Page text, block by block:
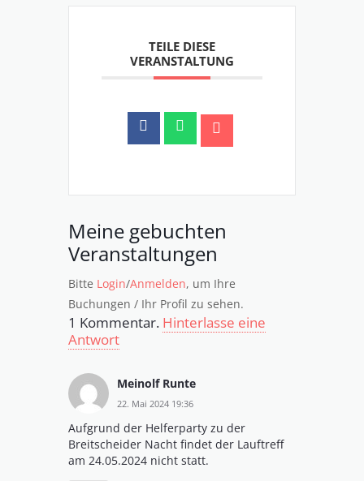
TEILE DIESE
VERANSTALTUNG
Meine gebuchten
Veranstaltungen
Bitte Login/Anmelden, um Ihre
Buchungen / Ihr Profil zu sehen.
1 Kommentar. Hinterlasse eine
Antwort
Meinolf Runte
22. Mai 2024 19:36
Aufgrund der Helferparty zu der
Breitscheider Nacht findet der Lauftreff
am 24.05.2024 nicht statt.